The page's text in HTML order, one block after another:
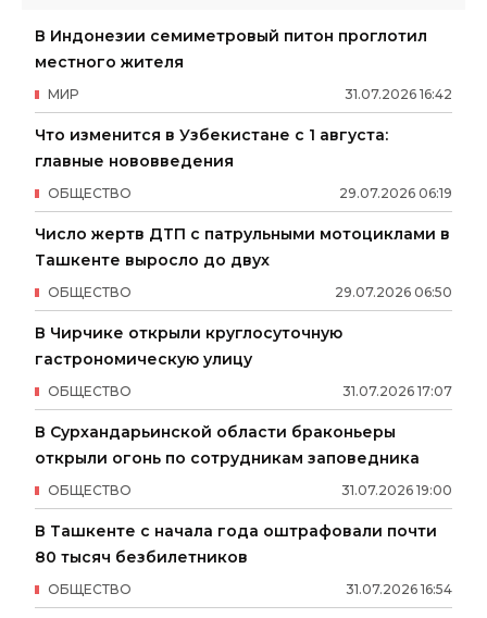
В Индонезии семиметровый питон проглотил
местного жителя
31.07.2026 16:42
МИР
Что изменится в Узбекистане с 1 августа:
главные нововведения
29.07.2026 06:19
ОБЩЕСТВО
Число жертв ДТП с патрульными мотоциклами в
Ташкенте выросло до двух
29.07.2026 06:50
ОБЩЕСТВО
В Чирчике открыли круглосуточную
гастрономическую улицу
31.07.2026 17:07
ОБЩЕСТВО
В Сурхандарьинской области браконьеры
открыли огонь по сотрудникам заповедника
31.07.2026 19:00
ОБЩЕСТВО
В Ташкенте с начала года оштрафовали почти
80 тысяч безбилетников
31.07.2026 16:54
ОБЩЕСТВО